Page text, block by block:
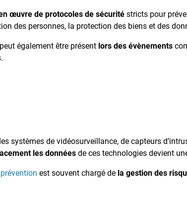
œuvre de protocoles de sécurité stricts pour
des personnes, la protection des biens et des
également être présent lors des évènements
systèmes de vidéosurveillance, de capteurs
les données de ces technologies devient
est souvent chargé de la gestion des